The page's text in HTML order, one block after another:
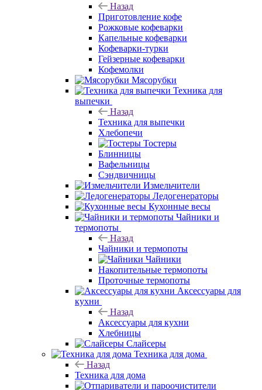
Назад
Приготовление кофе
Рожковые кофеварки
Капельные кофеварки
Кофеварки-турки
Гейзерные кофеварки
Кофемолки
Мясорубки
Техника для
выпечки
Назад
Техника для выпечки
Хлебопечи
Тостеры
Блинницы
Вафельницы
Сэндвичницы
Измельчители
Ледогенераторы
Кухонные весы
Чайники и
термопоты
Назад
Чайники и термопоты
Чайники
Накопительные термопоты
Проточные термопоты
Аксессуары для
кухни
Назад
Аксессуары для кухни
Хлебницы
Слайсеры
Техника для дома
Назад
Техника для дома